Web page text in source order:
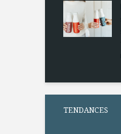
TENDANCES